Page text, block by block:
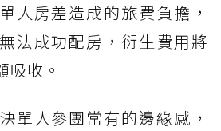
人房差造成的旅費負擔，
法成功配房，衍生費用將
吸收。
單人參團常有的邊緣感，